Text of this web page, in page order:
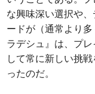
な興味深い選択や
ードが（通常より
ラデシュ』は、プ
して常に新しい挑
ったのだ。